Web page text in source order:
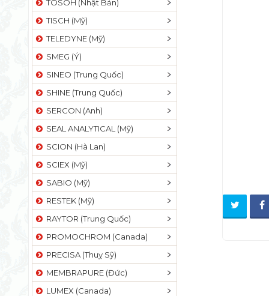
TOSOH (Nhật Bản)
TISCH (Mỹ)
TELEDYNE (Mỹ)
SMEG (Ý)
SINEO (Trung Quốc)
SHINE (Trung Quốc)
SERCON (Anh)
SEAL ANALYTICAL (Mỹ)
SCION (Hà Lan)
SCIEX (Mỹ)
SABIO (Mỹ)
RESTEK (Mỹ)
RAYTOR (Trung Quốc)
PROMOCHROM (Canada)
PRECISA (Thuỵ Sỹ)
MEMBRAPURE (Đức)
LUMEX (Canada)